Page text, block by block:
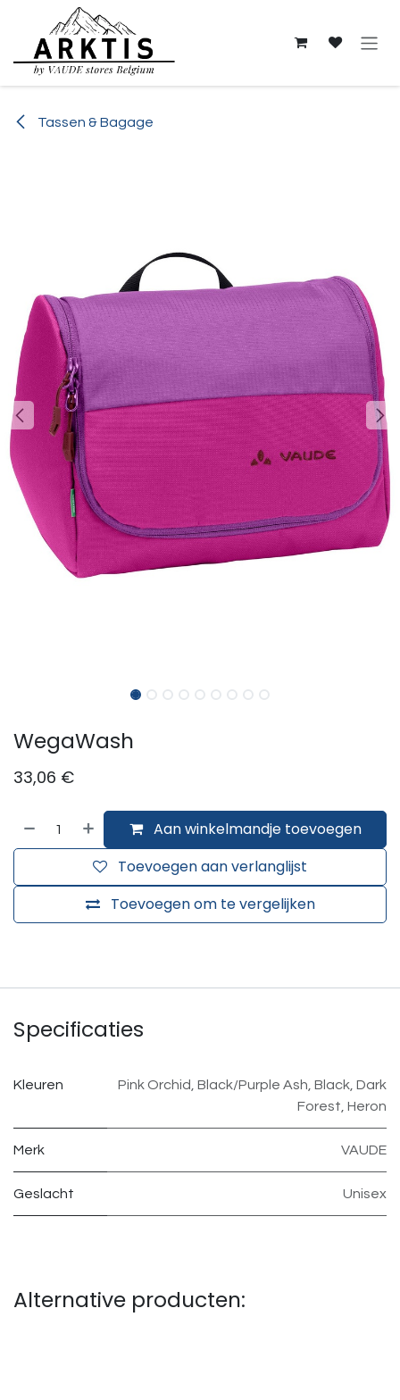
Overslaan naar inhoud
Tassen & Bagage
WegaWash
33,06 €
Aan winkelmandje toevoegen
Toevoegen om te vergelijken
Toevoegen aan verlanglijst
Specificaties
Kleuren Pink Orchid Black/Purple Ash Black Dark
Forest Heron
Merk VAUDE
Geslacht Unisex
Alternative producten: